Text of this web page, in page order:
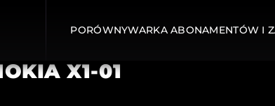
PORÓWNYWARKA ABONAMENTÓW I
X1-01